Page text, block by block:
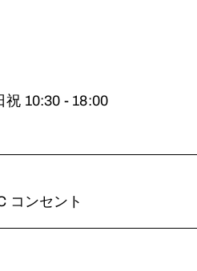
祝 10:30 - 18:00
ンセント